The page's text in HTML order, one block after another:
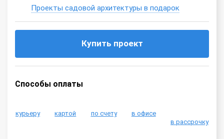
Проекты садовой архитектуры в подарок
Купить проект
Способы оплаты
курьеру картой по счету
в офисе
в рассрочку